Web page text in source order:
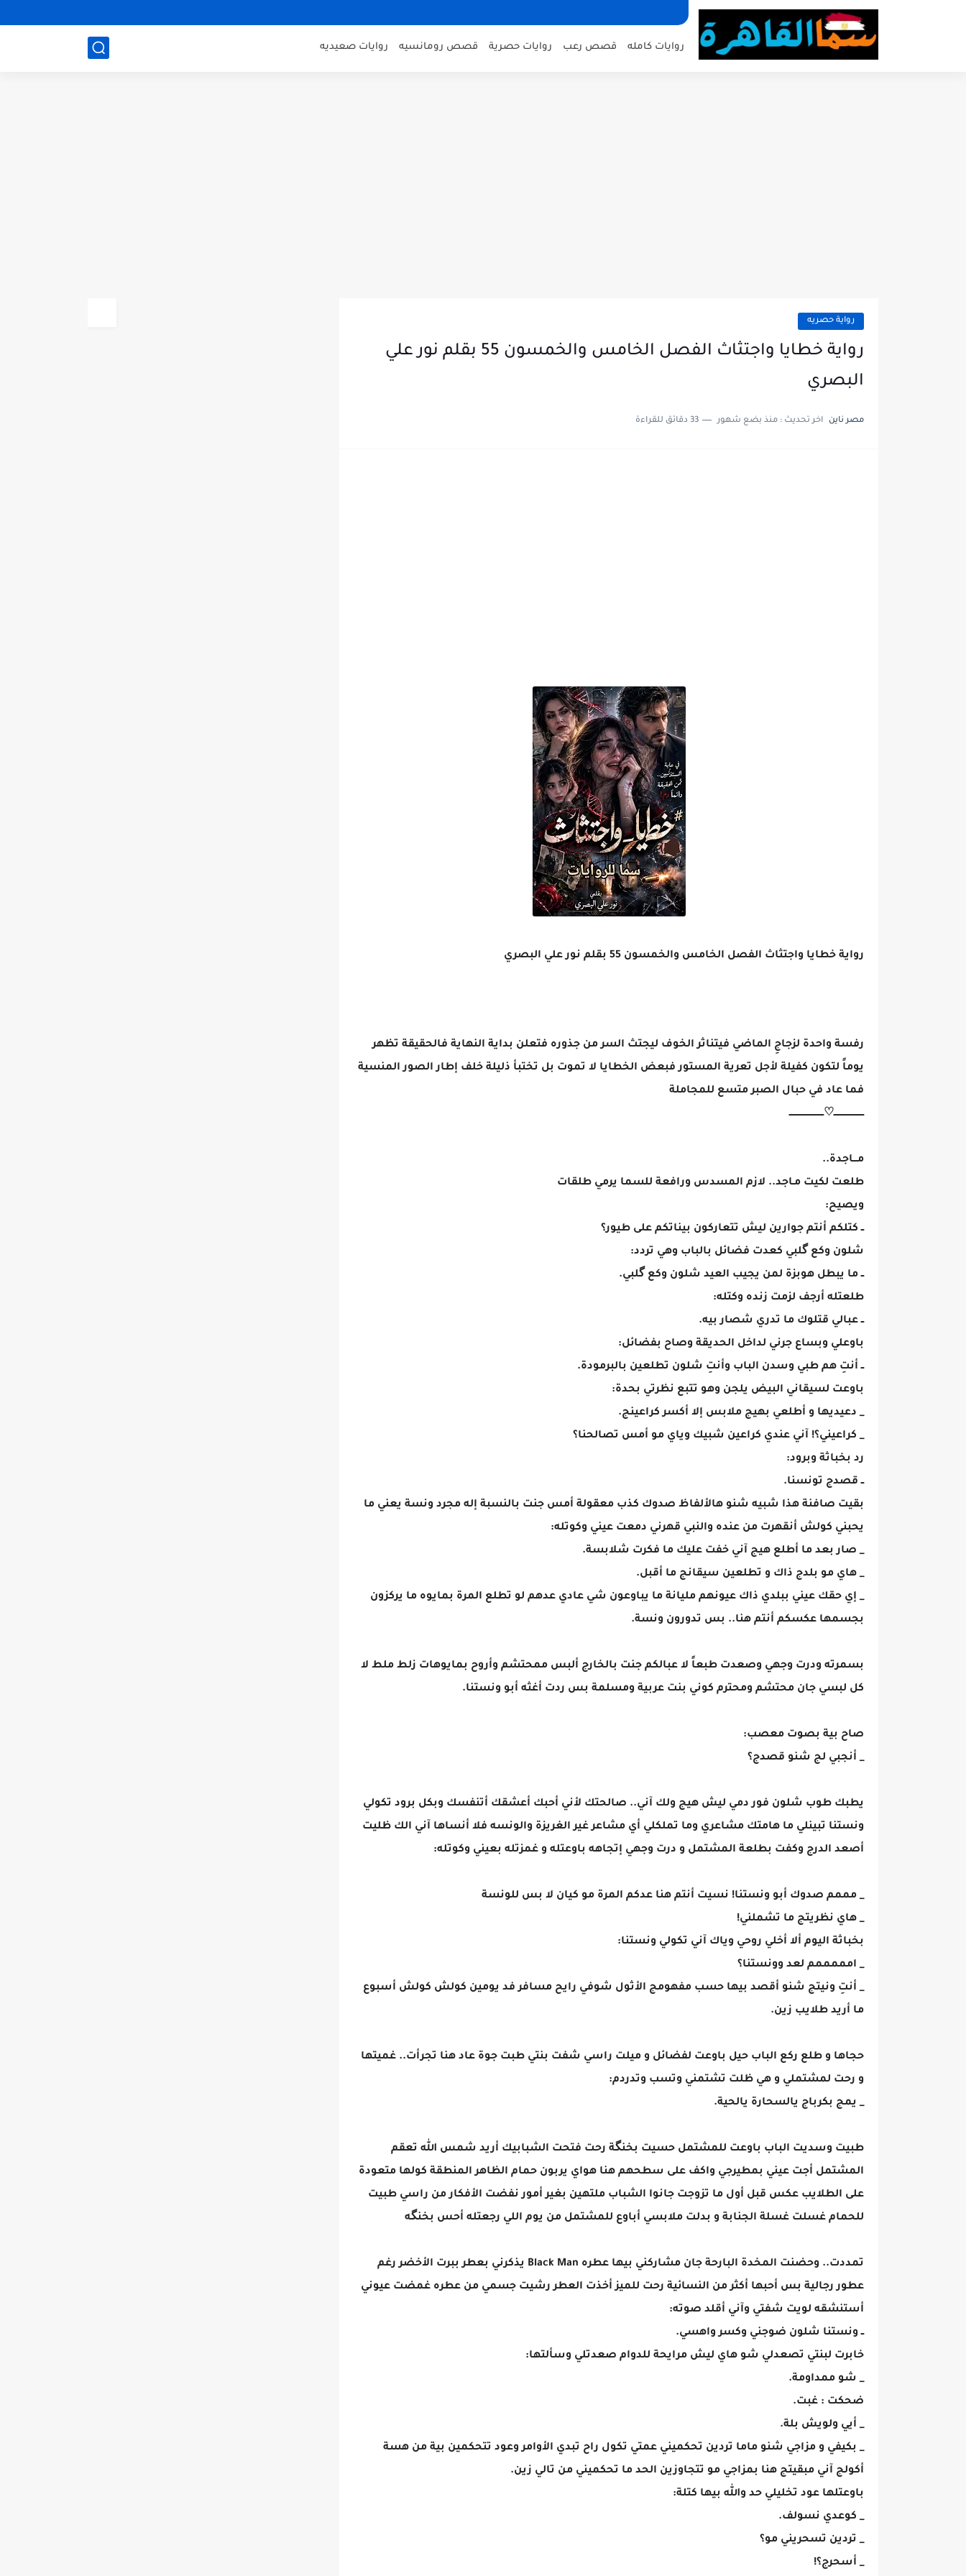
روايات كامله قصص رعب روايات حصرية قصص رومانسيه روايات صعيديه
رواية حصريه
رواية خطايا واجتثاث الفصل الخامس والخمسون 55 بقلم نور علي
البصري
مصر ناين اخر تحديث : منذ بضع شهور 33 دقائق للقراءة
رواية خطايا واجتثاث الفصل الخامس والخمسون 55 بقلم نور علي البصري
رفسة واحدة لزجاجِ الماضي فيتناثر الخوف ليجتث السر من جذوره فتعلن بداية النهاية فالحقيقة تظهر
يوماً لتكون كفيلة لأجل تعرية المستور فبعض الخطايا لا تموت بل تختبأ ذليلة خلف إطار الصور المنسية
فما عاد في حبال الصبر متسع للمجاملة
ـــــــــــــــــــــ♡ــــــــــــــــــــــــ
مـــاجدة..
​طلعت لكيت مـاجد.. لازم المسدس ورافعة للسما يرمي طلقات
ويصيح:
​ــ كتلكم أنتم جوارين ليش تتعاركون بيناتكم على طيور؟
شلون وكع گلبي كعدت فضائل بالباب وهي تردد:
ــ ما يبطل هوبزة لمن يجيب العيد شلون وكع گلبي.
​طلعتله أرجف لزمت زنده وكتله:
ــ عبالي قتلوك ما تدري شصار بيه.
​باوعلي وبساع جرني لداخل الحديقة وصاح بفضائل:
ــ أنتِ هم طبي وسدن الباب وأنتِ شلون تطلعين بالبرمودة.
​باوعت لسيقاني البيض يلجن وهو تتبع نظرتي بحدة:
_ دعيديها و أطلعي بهيج ملابس إلا أكسر كراعينج.
_ كراعيني؟! آني عندي كراعين شبيك وياي مو أمس تصالحنا؟
رد بخباثة وبرود:
ــ قصدج تونسنا.
​بقيت صافنة هذا شبيه شنو هالألفاظ صدوك كذب معقولة أمس جنت بالنسبة إله مجرد ونسة يعني ما
يحبني كولش أنقهرت من عنده والنبي قهرني دمعت عيني وكوتله:
_ صار بعد ما أطلع هيج آني خفت عليك ما فكرت شلابسة.
_ هاي مو بلدج ذاك و تطلعين سيقانج ما أقبل.
_ إي حقك عيني ببلدي ذاك عيونهم مليانة ما يباوعون شي عادي عدهم لو تطلع المرة بمايوه ما يركزون
بجسمها عكسكم أنتم هنا.. بس تدورون ونسة.
بسمرته ودرت وجهي وصعدت طبعاً لا عبالكم جنت بالخارج ألبس ممحتشم وأروح بمايوهات زلط ملط لا
كل لبسي جان محتشم ومحترم كوني بنت عربية ومسلمة بس ردت أغثه أبو ونستنا.
صاح بية بصوت معصب:
_ أنجبي لج شنو قصدج؟
يطبك طوب شلون فور دمي ليش هيج ولك آني.. صالحتك لأني أحبك أعشقك أتنفسك وبكل برود تكولي
ونستنا تبينلي ما هامتك مشاعري وما تملكلي أي مشاعر غير الغريزة والونسه فلا أنساها آني الك ​ظليت
أصعد الدرج وكفت بطلعة المشتمل و درت وجهي إتجاهه باوعتله و غمزتله بعيني وكوتله:
_ مممم صدوك أبو ونستنا! نسيت أنتم هنا عدكم المرة مو كيان لا بس للونسة
_ هاي نظريتج ما تشملني!
بخباثة اليوم ألا أخلي روحي وياك آني تكولي ونستنا:
_ امممممم لعد وونستنا؟
_ أنتِ ونيتج شنو أقصد بيها حسب مفهومج الأثول شوفي رايح مسافر فد يومين كولش كولش أسبوع
ما أريد طلايب زين.
حجاها و طلع ركع الباب حيل باوعت لفضائل و ميلت راسي شفت بنتي طبت جوة عاد هنا تجرأت.. غميتها
و رحت لمشتملي و هي ظلت تشتمني وتسب وتدردم:
_ يمج بكرباج يالسحارة يالحية.
طبيت وسديت الباب باوعت للمشتمل حسيت بخنگة رحت فتحت الشبابيك أريد شمس الله تعقم
المشتمل أجت عيني بمطيرجي واكف على سطحهم هنا هواي يربون حمام الظاهر المنطقة كولها متعودة
على الطلايب عكس قبل أول ما تزوجت جانوا الشباب ملتهين بغير أمور نفضت الأفكار من راسي طبيت
للحمام غسلت غسلة الجنابة و بدلت ملابسي أباوع للمشتمل من يوم اللي رجعتله أحس بخنگه
تمددت.. وحضنت المخدة البارحة جان مشاركني بيها عطره Black Man يذكرني بعطر ببرت الأخضر رغم
عطور رجالية بس أحبها أكثر من النسائية رحت للميز أخذت العطر رشيت جسمي من عطره غمضت عيوني
أستنشقه لويت شفتي وآني أقلد صوته:
ــ ونستنا شلون ضوجني وكسر واهسي.
خابرت لبنتي تصعدلي شو هاي ليش مرايحة للدوام صعدتلي وسألتها:
_ شو ممداومة.
ضحكت : غبت.
_ أيي ولويش بلة.
_ بكيفي و مزاجي شنو ماما تردين تحكميني عمتي تكول راح تبدي الأوامر وعود تتحكمين بية من هسة
أكولج آني مبقيتج هنا بمزاجي مو تتجاوزين الحد ما تحكميني من تالي زين.
باوعتلها عود تخليلي حد والله بيها كتلة:
_ كوعدي نسولف.
_ تردين تسحريني مو؟
_ أسحرج؟!